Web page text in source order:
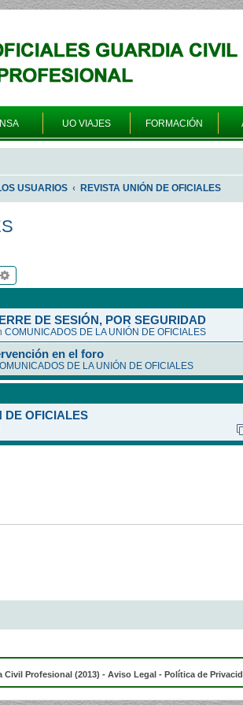
UO VIAJES FORMACIÓN
USUARIOS REVISTA UNIÓN DE OFICIALES
DE SESIÓN, POR SEGURIDAD
COMUNICADOS DE LA UNIÓN DE OFICIALES
en el foro
DE LA UNIÓN DE OFICIALES
DE OFICIALES
Profesional (2013) - Aviso Legal - Política de